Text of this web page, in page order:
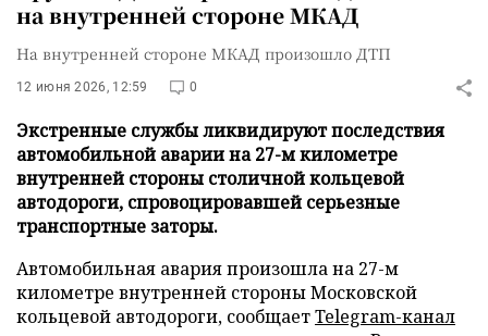
на внутренней стороне МКАД
На внутренней стороне МКАД произошло ДТП
12 июня 2026, 12:59 0
Экстренные службы ликвидируют последствия
автомобильной аварии на 27-м километре
внутренней стороны столичной кольцевой
автодороги, спровоцировавшей серьезные
транспортные заторы.
Автомобильная авария произошла на 27-м
километре внутренней стороны Московской
кольцевой автодороги, сообщаетTelegram-канал